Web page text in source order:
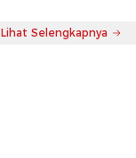
Lihat Selengkapnya